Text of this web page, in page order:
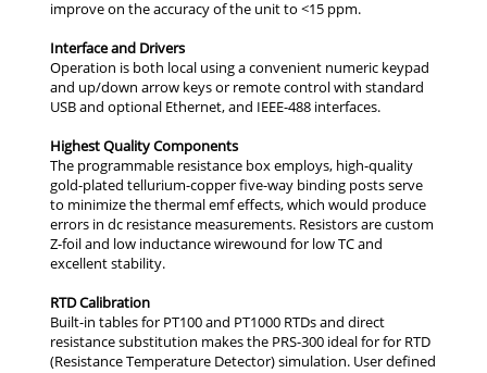
Interface and Drivers
Highest Quality Components
RTD Calibration